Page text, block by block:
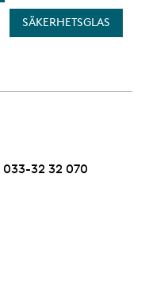
SÄKERHETSGLAS
Telefon
033-32 32 070